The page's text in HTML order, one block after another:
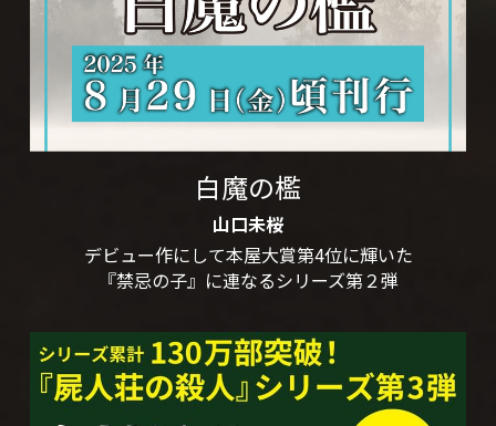
白魔の檻
山口未桜
デビュー作にして本屋大賞第4位に輝いた
『禁忌の子』に連なるシリーズ第２弾